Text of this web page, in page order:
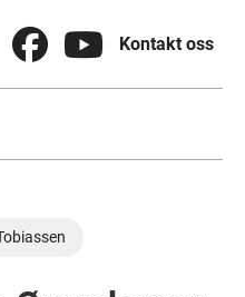
  Kontakt oss